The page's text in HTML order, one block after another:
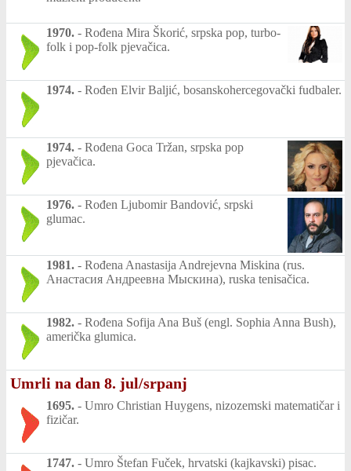
1970. - Rođena Mira Škorić, srpska pop, turbo-
folk i pop-folk pjevačica.
1974. - Rođen Elvir Baljić, bosanskohercegovački fudbaler.
1974. - Rođena Goca Tržan, srpska pop
pjevačica.
1976. - Rođen Ljubomir Bandović, srpski
glumac.
1981. - Rođena Anastasija Andrejevna Miskina (rus.
Анастасия Андреевна Мыскина), ruska tenisačica.
1982. - Rođena Sofija Ana Buš (engl. Sophia Anna Bush),
američka glumica.
Umrli na dan 8. jul/srpanj
1695. - Umro Christian Huygens, nizozemski matematičar i
fizičar.
1747. - Umro Štefan Fuček, hrvatski (kajkavski) pisac.